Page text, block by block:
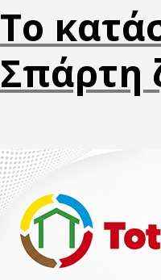
Το
Σπάρτη